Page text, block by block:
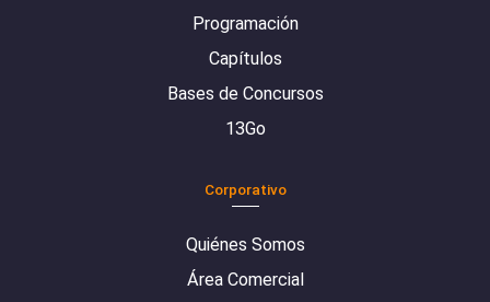
Programación
Capítulos
Bases de Concursos
13Go
Corporativo
Quiénes Somos
Área Comercial